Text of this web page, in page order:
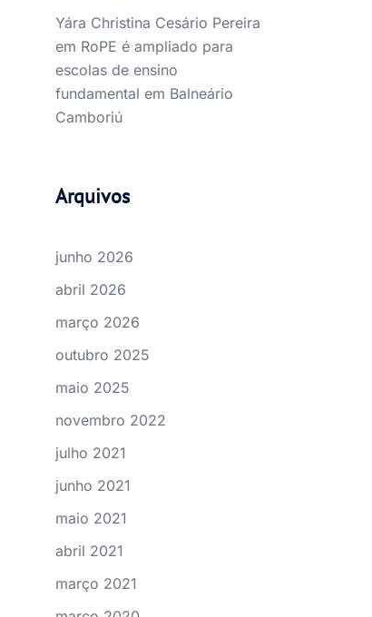
Yára Christina Cesário Pereira
em RoPE é ampliado para
escolas de ensino
fundamental em Balneário
Camboriú
Arquivos
junho 2026
abril 2026
março 2026
outubro 2025
maio 2025
novembro 2022
julho 2021
junho 2021
maio 2021
abril 2021
março 2021